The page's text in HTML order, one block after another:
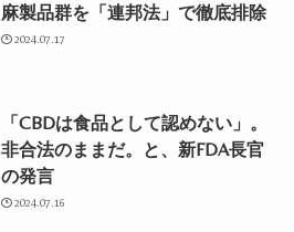
麻製品群を「連邦法」で徹底排除
2024.07.17
「CBDは食品として認めない」。
非合法のままだ。と、新FDA長官
の発言
2024.07.16